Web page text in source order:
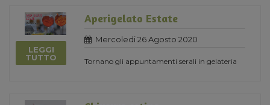
LEGGI
TUTTO
Aperigelato Estate
Mercoledi 26 Agosto 2020
Tornano gli appuntamenti serali in gelateria